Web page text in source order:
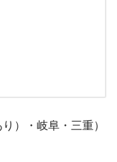
）・岐阜・三重）